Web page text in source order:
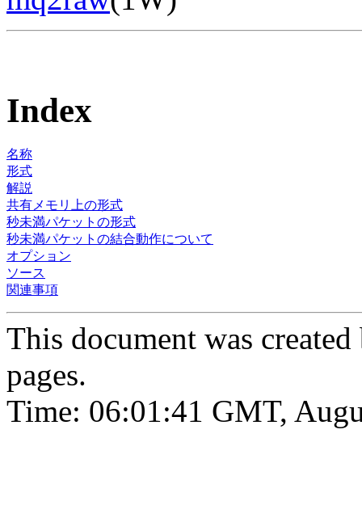
Index
名称
形式
解説
共有メモリ上の形式
秒未満パケットの形式
秒未満パケットの結合動作について
オプション
ソース
関連事項
This document was
pages.
Time: 06:01:41 GMT,